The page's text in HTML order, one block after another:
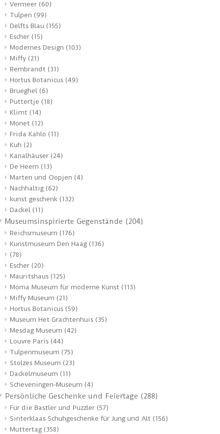
Vermeer (60)
Tulpen (99)
Delfts Blau (155)
Escher (15)
Modernes Design (103)
Miffy (21)
Rembrandt (31)
Hortus Botanicus (49)
Brueghel (6)
Puttertje (18)
Klimt (14)
Monet (12)
Frida Kahlo (11)
Kuh (2)
Kanalhäuser (24)
De Heem (13)
Marten und Oopjen (4)
Nachhaltig (62)
kunst geschenk (132)
Dackel (11)
Museumsinspirierte Gegenstände (204)
Reichsmuseum (176)
Kunstmuseum Den Haag (136)
(78)
Escher (20)
Mauritshaus (125)
Moma Museum für moderne Kunst (113)
Miffy Museum (21)
Hortus Botanicus (59)
Museum Het Grachtenhuis (35)
Mesdag Museum (42)
Louvre Paris (44)
Tulpenmuseum (75)
Stolzes Museum (23)
Dackelmuseum (11)
Scheveningen-Museum (4)
Persönliche Geschenke und Feiertage (288)
Für die Bastler und Puzzler (57)
Sinterklaas Schuhgeschenke für Jung und Alt (156)
Muttertag (358)